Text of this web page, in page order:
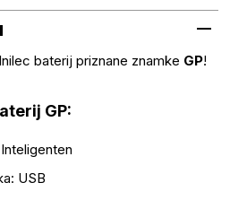
baterij priznane znamke GP!
GP:
USB